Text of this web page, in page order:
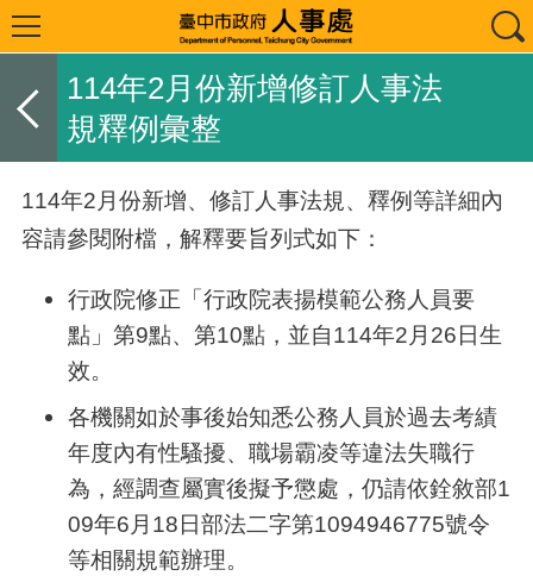
114年2月份新增修訂人事法
規釋例彙整
114年2 月份新增、修訂人事法規、釋例等詳細內
容請參閱附檔，解釋要旨列式如下：
行政院修正「行政院表揚模範公務人員要
點」第9點、第10點，並自114年2 月 26日生
效。
各機關如於事後始知悉公務人員於過去考績
年度內有性騷擾、職場霸凌等違法失職行
為，經調查屬實後擬予懲處，仍請依銓敘部1
09年6 月 18日部法二字第1094946775號令
等相關規範辦理。